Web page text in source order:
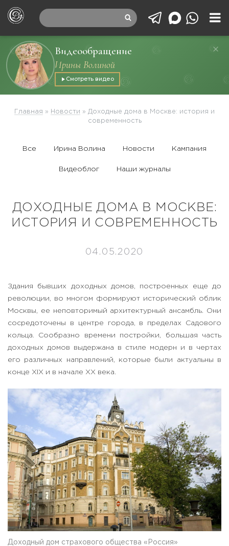
Видеообращение
Ирины Волиной
Смотреть видео
Главная » Новости » Доходные дома в Москве: история и
современность
Все Ирина Волина Новости Кампания
Видеоблог Наши журналы
ДОХОДНЫЕ ДОМА В МОСКВЕ:
ИСТОРИЯ И СОВРЕМЕННОСТЬ
04.05.2020
Здания бывших доходных домов, построенных еще до
революции, во многом формируют исторический облик
Москвы, ее неповторимый архитектурный ансамбль. Они
сосредоточены в центре города, в пределах Садового
кольца. Сообразно времени постройки, большая часть
доходных домов выдержана в стиле модерн и в чертах
его различных направлений, которые были актуальны в
конце XIX и в начале XX века.
Доходный дом страхового общества «Россия»